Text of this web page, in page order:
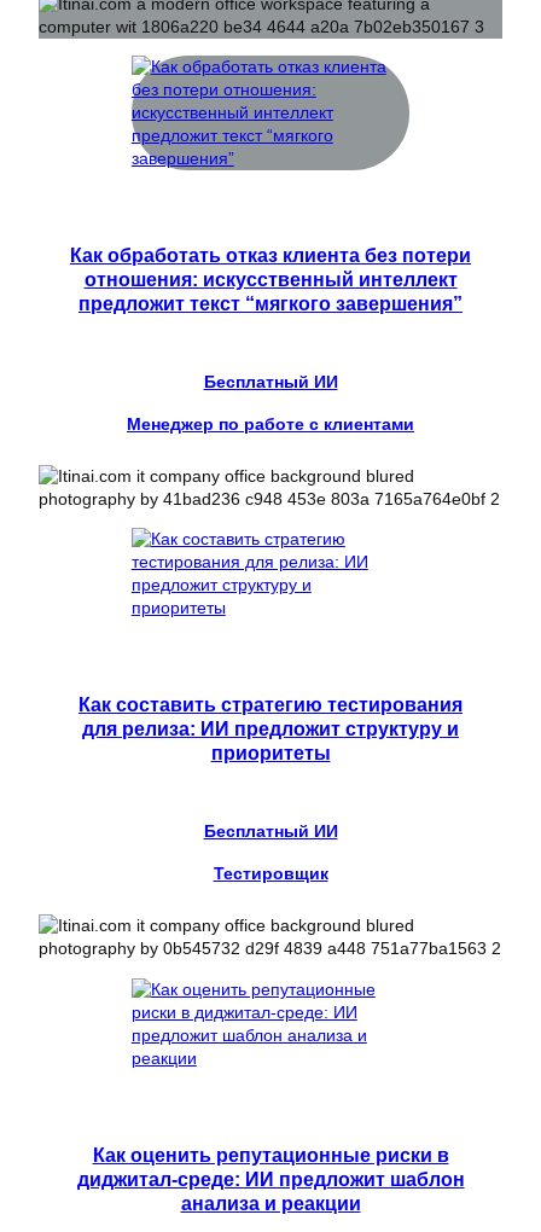
Как обработать отказ клиента без потери
отношения: искусственный интеллект
предложит текст “мягкого завершения”
Бесплатный ИИ
Менеджер по работе с клиентами
Как составить стратегию тестирования
для релиза: ИИ предложит структуру и
приоритеты
Бесплатный ИИ
Тестировщик
Как оценить репутационные риски в
диджитал-среде: ИИ предложит шаблон
анализа и реакции